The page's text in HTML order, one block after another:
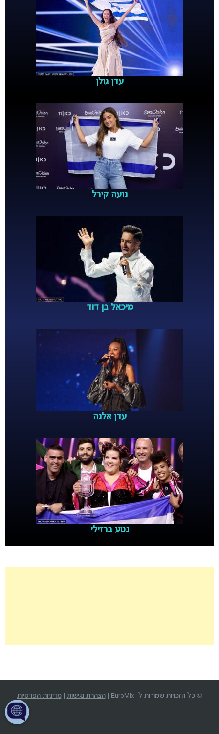
עדן גולן
נועה קירל
מיכאל בן דוד
עדן אלנה
נטע ברזילי
© כל הזכויות שמורות ל- EuroMix | הצהרת נגישות |מדיניות הפרטיות